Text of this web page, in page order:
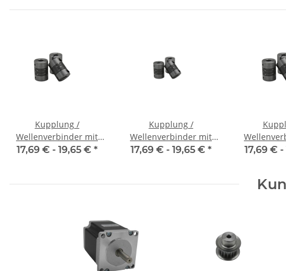
Kupplung /
Wellenverbinder mit
Klemmnaben WSV-K 16
17,69 € - 19,65 € *
Kupplung /
Wellenverbinder mit
Klemmnaben WSV-K 16
17,69 € - 19,65 € * 17,69 € -